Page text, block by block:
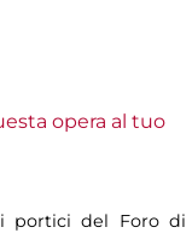
opera al tuo
portici del Foro di